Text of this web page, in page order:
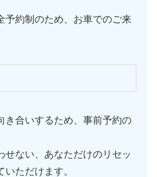
予約制のため、お車でのご来
き合いするため、事前予約の
せない、あなただけのリセッ
いただけます。